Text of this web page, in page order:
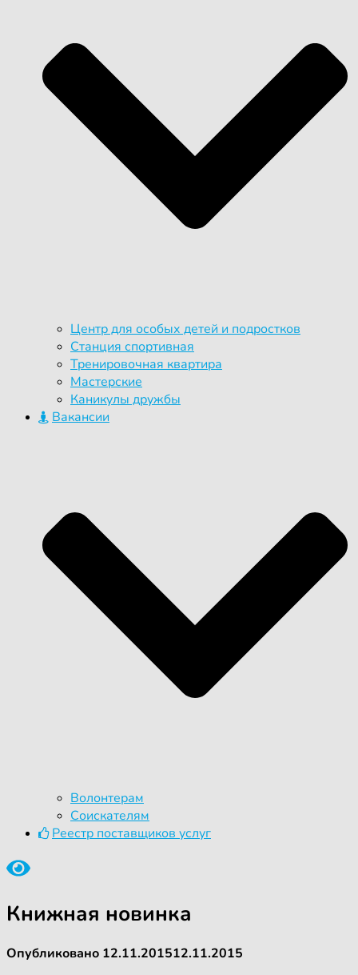
Центр для особых детей и подростков
Станция спортивная
Тренировочная квартира
Мастерские
Каникулы дружбы
Вакансии
Волонтерам
Соискателям
Реестр поставщиков услуг
Книжная новинка
Опубликовано 12.11.201512.11.2015